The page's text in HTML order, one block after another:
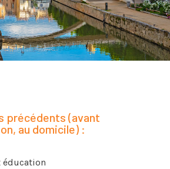
précédents (avant
au domicile) :
éducation